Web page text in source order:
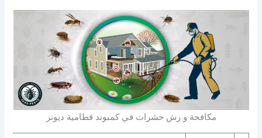
مكافحة و رش حشرات في كمبوند قطامية ديونز